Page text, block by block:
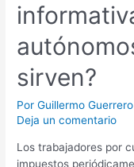
sirven?
PorGuillermo Guerrero
Deja un comentario
Los trabajadores por
impuestos
informativas
de
los
autónomos
y
qué
sirven?